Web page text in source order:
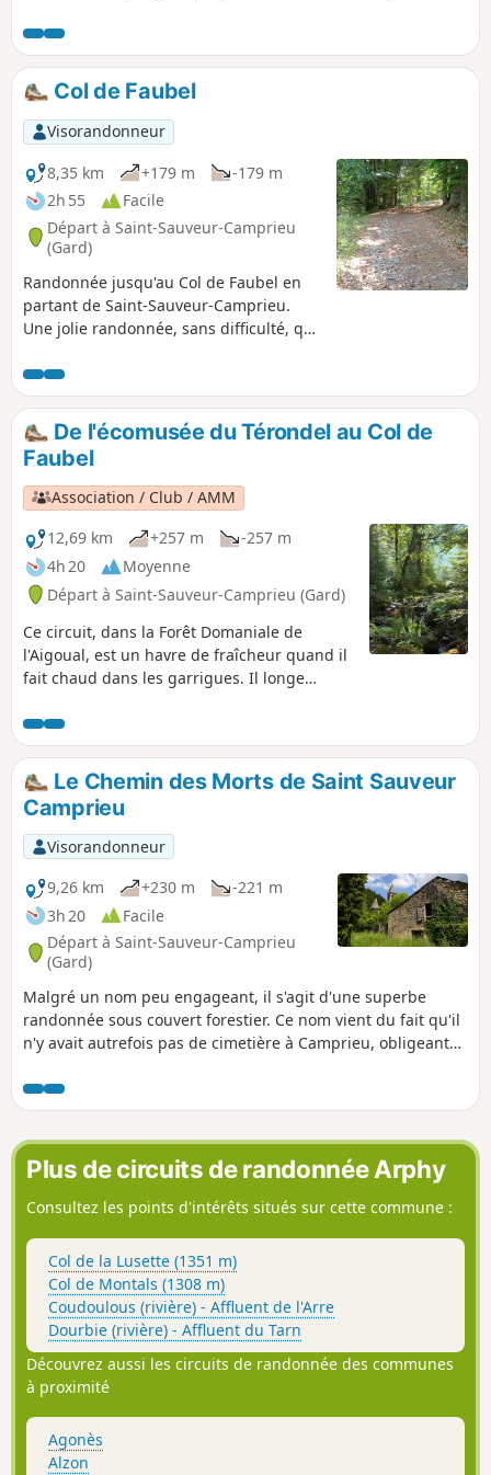
ascension, la D713 vous fera apercevoir les différentes
facettes du cirque avant de rejoindre Blandas et
Montdardier. À la fin de la boucle, après la sortie de Saint-
Laurent-le-Minier, vous attendra également la belle Cascade
de la Vis.
Col de Faubel
Visorandonneur
8,35 km
+179 m
-179 m
2h 55
Facile
Départ à Saint-Sauveur-Camprieu
(Gard)
Randonnée jusqu'au Col de Faubel en
partant de Saint-Sauveur-Camprieu.
Une jolie randonnée, sans difficulté, qui
nombreux points d 'eau pour faire boire
vos loulous. Attention une partie de la
randonnée traverse le Parc National des
Cévennes, il y donc des restrictions.
De l'écomusée du Térondel au Col de
Faubel
Association / Club / AMM
12,69 km
+257 m
-257 m
4h 20
Moyenne
Départ à Saint-Sauveur-Camprieu (Gard)
Ce circuit, dans la Forêt Domaniale de
l'Aigoual, est un havre de fraîcheur quand il
fait chaud dans les garrigues. Il longe
forêts de sapins, d'épicéas et de hêtres
séculaires.
Le Chemin des Morts de Saint Sauveur
Camprieu
Visorandonneur
9,26 km
+230 m
-221 m
3h 20
Facile
Départ à Saint-Sauveur-Camprieu
(Gard)
Malgré un nom peu engageant, il s'agit d'une superbe
randonnée sous couvert forestier. Ce nom vient du fait qu'il
n'y avait autrefois pas de cimetière à Camprieu, obligeant
Saint-Sauveur.
Plus de circuits de randonnée Arphy
Consultez les points d'intérêts situés sur cette commune :
Col de la Lusette (1351 m)
Col de Montals (1308 m)
Coudoulous (rivière) - Affluent de l'Arre
Dourbie (rivière) - Affluent du Tarn
Découvrez aussi les circuits de randonnée des communes
à proximité
Agonès
Alzon